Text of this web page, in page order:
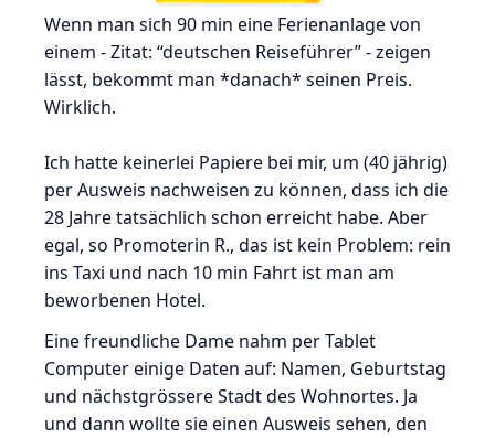
Wenn man sich 90 min eine Ferienanlage von
einem - Zitat: “deutschen Reiseführer” - zeigen
lässt, bekommt man *danach* seinen Preis.
Wirklich.
Ich hatte keinerlei Papiere bei mir, um (40 jährig)
per Ausweis nachweisen zu können, dass ich die
28 Jahre tatsächlich schon erreicht habe. Aber
egal, so Promoterin R., das ist kein Problem: rein
ins Taxi und nach 10 min Fahrt ist man am
beworbenen Hotel.
Eine freundliche Dame nahm per Tablet
Computer einige Daten auf: Namen, Geburtstag
und nächstgrössere Stadt des Wohnortes. Ja
und dann wollte sie einen Ausweis sehen, den